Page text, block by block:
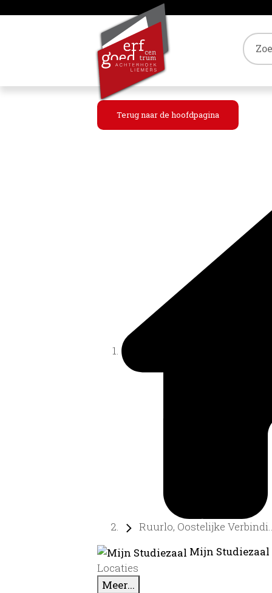
Terug naar de hoofdpagina
Ruurlo, Oostelijke
Mijn
Locaties
Meer...